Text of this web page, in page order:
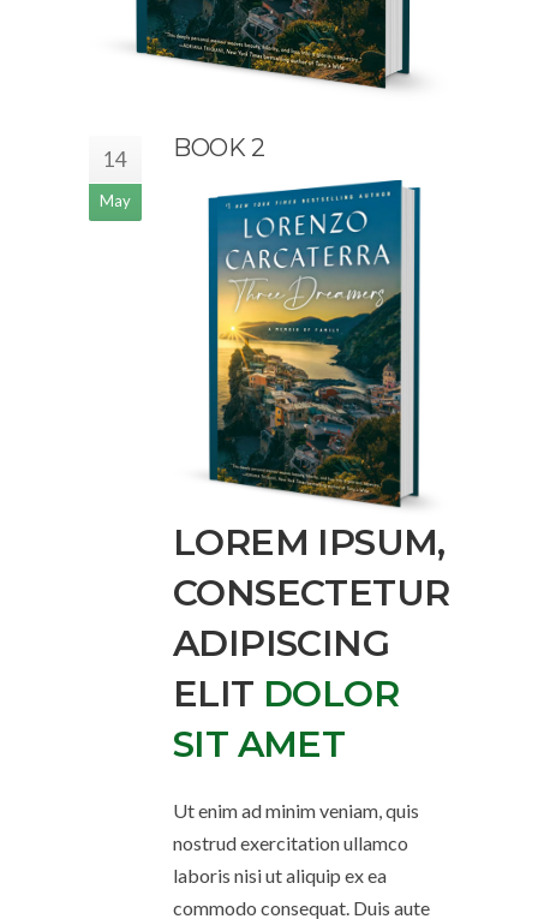
14
May
BOOK 2
LOREM IPSUM,
CONSECTETUR
ADIPISCING
ELIT DOLOR
SIT AMET
Ut enim ad minim veniam, quis
nostrud exercitation ullamco
laboris nisi ut aliquip ex ea
commodo consequat. Duis aute